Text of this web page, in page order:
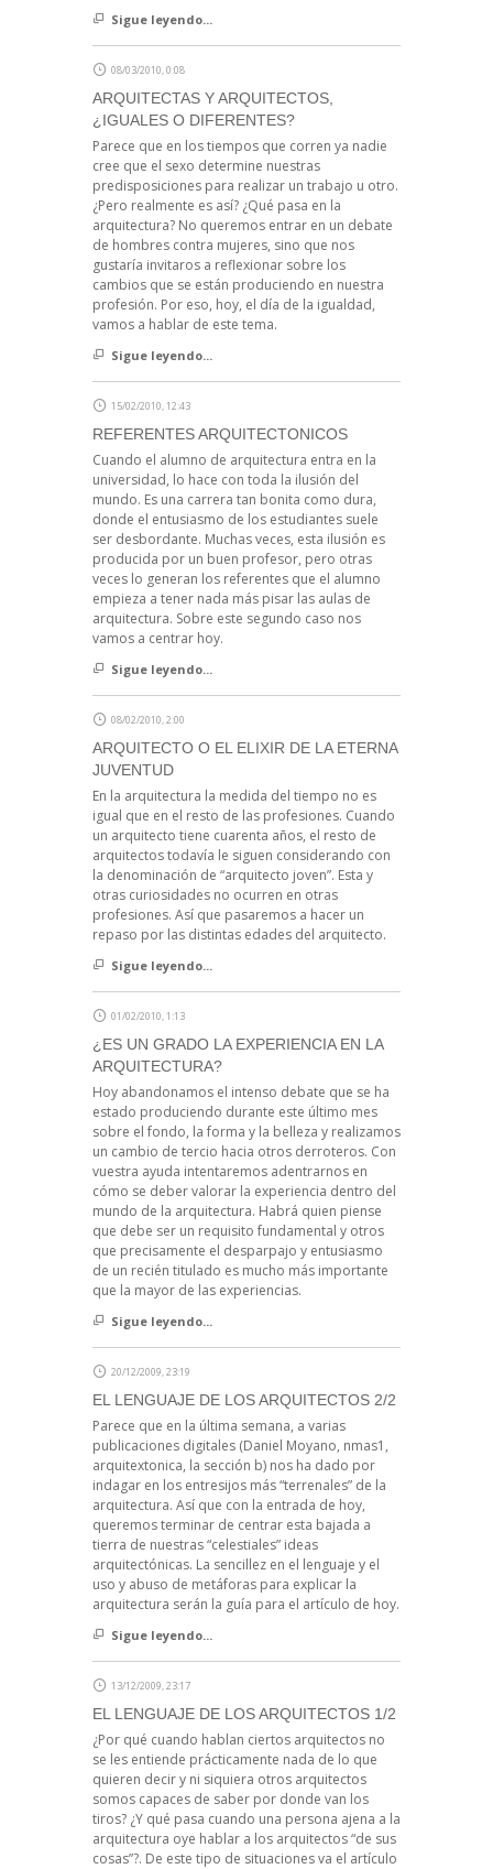
Sigue leyendo...
08/03/2010, 0:08
ARQUITECTAS Y ARQUITECTOS,
¿IGUALES O DIFERENTES?
Parece que en los tiempos que corren ya nadie
cree que el sexo determine nuestras
predisposiciones para realizar un trabajo u otro.
¿Pero realmente es así? ¿Qué pasa en la
arquitectura? No queremos entrar en un debate
de hombres contra mujeres, sino que nos
gustaría invitaros a reflexionar sobre los
cambios que se están produciendo en nuestra
profesión. Por eso, hoy, el día de la igualdad,
vamos a hablar de este tema.
Sigue leyendo...
15/02/2010, 12:43
REFERENTES ARQUITECTONICOS
Cuando el alumno de arquitectura entra en la
universidad, lo hace con toda la ilusión del
mundo. Es una carrera tan bonita como dura,
donde el entusiasmo de los estudiantes suele
ser desbordante. Muchas veces, esta ilusión es
producida por un buen profesor, pero otras
veces lo generan los referentes que el alumno
empieza a tener nada más pisar las aulas de
arquitectura. Sobre este segundo caso nos
vamos a centrar hoy.
Sigue leyendo...
08/02/2010, 2:00
ARQUITECTO O EL ELIXIR DE LA ETERNA
JUVENTUD
En la arquitectura la medida del tiempo no es
igual que en el resto de las profesiones. Cuando
un arquitecto tiene cuarenta años, el resto de
arquitectos todavía le siguen considerando con
la denominación de “arquitecto joven”. Esta y
otras curiosidades no ocurren en otras
profesiones. Así que pasaremos a hacer un
repaso por las distintas edades del arquitecto.
Sigue leyendo...
01/02/2010, 1:13
¿ES UN GRADO LA EXPERIENCIA EN LA
ARQUITECTURA?
Hoy abandonamos el intenso debate que se ha
estado produciendo durante este último mes
sobre el fondo, la forma y la belleza y realizamos
un cambio de tercio hacia otros derroteros. Con
vuestra ayuda intentaremos adentrarnos en
cómo se deber valorar la experiencia dentro del
mundo de la arquitectura. Habrá quien piense
que debe ser un requisito fundamental y otros
que precisamente el desparpajo y entusiasmo
de un recién titulado es mucho más importante
que la mayor de las experiencias.
Sigue leyendo...
20/12/2009, 23:19
EL LENGUAJE DE LOS ARQUITECTOS 2/2
Parece que en la última semana, a varias
publicaciones digitales (Daniel Moyano, nmas1,
arquitextonica, la sección b) nos ha dado por
indagar en los entresijos más “terrenales” de la
arquitectura. Así que con la entrada de hoy,
queremos terminar de centrar esta bajada a
tierra de nuestras “celestiales” ideas
arquitectónicas. La sencillez en el lenguaje y el
uso y abuso de metáforas para explicar la
arquitectura serán la guía para el artículo de hoy.
Sigue leyendo...
13/12/2009, 23:17
EL LENGUAJE DE LOS ARQUITECTOS 1/2
¿Por qué cuando hablan ciertos arquitectos no
se les entiende prácticamente nada de lo que
quieren decir y ni siquiera otros arquitectos
somos capaces de saber por donde van los
tiros? ¿Y qué pasa cuando una persona ajena a la
arquitectura oye hablar a los arquitectos “de sus
cosas”?. De este tipo de situaciones va el artículo